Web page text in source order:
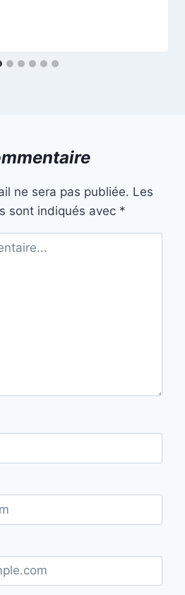
ne sera pas publiée. Les
sont indiqués avec *